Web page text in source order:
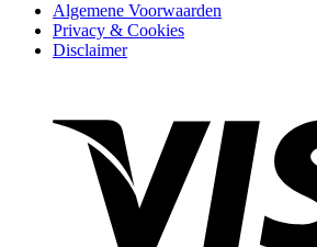
Algemene Voorwaarden
Privacy & Cookies
Disclaimer